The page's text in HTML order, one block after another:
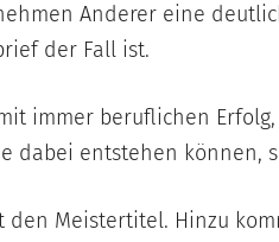
Anderer eine
der Fall ist.
immer beruflichen
dabei entstehen können,
Meistertitel. Hinzu